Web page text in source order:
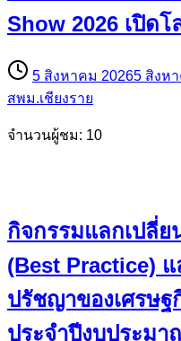
Show 2026 เปิด
5 สิงหาคม 20265 สิงห
สพม.เชียงราย
จำนวนผู้ชม: 10
กิจกรรมแลกเปลี่
(Best Practice)
ปรัชญาของเศรษ
ประจำปีงบประม